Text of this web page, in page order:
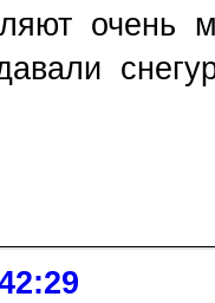
очень